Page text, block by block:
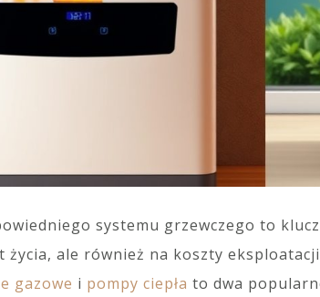
systemu grzewczego to
życia, ale również na koszty
gazowe i pompy ciepła to dwa